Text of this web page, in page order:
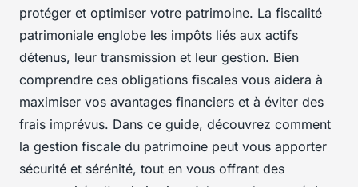
protéger et optimiser votre patrimoine. La fiscalité
patrimoniale englobe les impôts liés aux actifs
détenus, leur transmission et leur gestion. Bien
comprendre ces obligations fiscales vous aidera à
maximiser vos avantages financiers et à éviter des
frais imprévus. Dans ce guide, découvrez comment
la gestion fiscale du patrimoine peut vous apporter
sécurité et sérénité, tout en vous offrant des